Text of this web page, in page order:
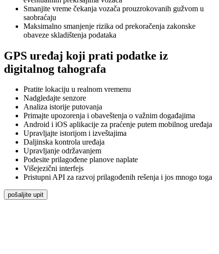
Smanjite vreme čekanja vozača prouzrokovanih gužvom u
saobraćaju
Maksimalno smanjenje rizika od prekoračenja zakonske
obaveze skladištenja podataka
GPS uređaj koji prati podatke iz
digitalnog tahografa
Pratite lokaciju u realnom vremenu
Nadgledajte senzore
Analiza istorije putovanja
Primajte upozorenja i obaveštenja o važnim događajima
Android i iOS aplikacije za praćenje putem mobilnog uređaja
Upravljajte istorijom i izveštajima
Daljinska kontrola uređaja
Upravljanje održavanjem
Podesite prilagođene planove naplate
Višejezični interfejs
Pristupni API za razvoj prilagođenih rešenja i jos mnogo toga
pošaljite upit